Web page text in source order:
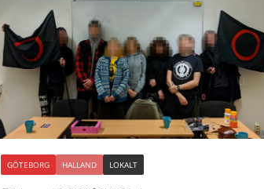
GÖTEBORG HALLAND LOKALT